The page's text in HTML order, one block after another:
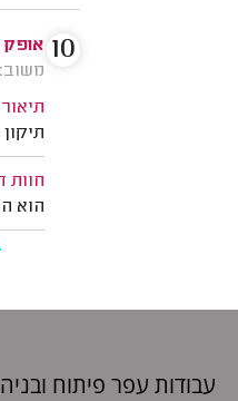
עבודות עפר פיתוח ובניה